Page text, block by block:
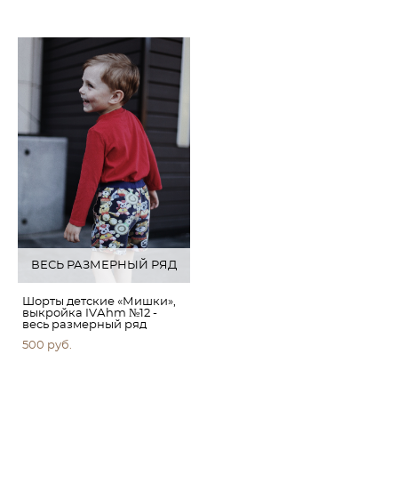
ВЕСЬ РАЗМЕРНЫЙ РЯД
Шорты детские «Мишки»,
выкройка IVАhm №12 -
весь размерный ряд
500 pуб.